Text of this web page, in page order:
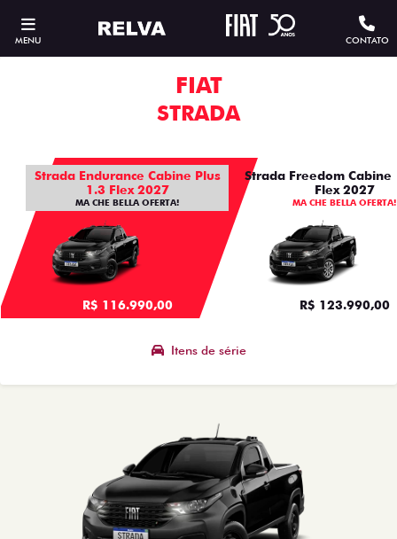
MENU CONTATO
FIAT
STRADA
Strada Endurance Cabine Plus
1.3 Flex 2027
MA CHE BELLA OFERTA!
R$ 116.990,00
Strada Freedom Cabine
Flex 2027
MA CHE BELLA OFERTA!
R$ 123.990,00
Itens de série